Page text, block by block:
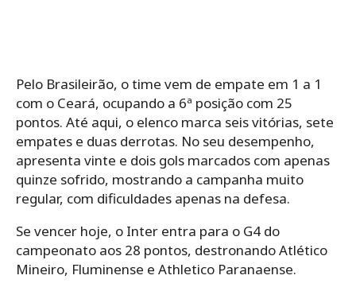
Pelo Brasileirão, o time vem de empate em 1 a 1
com o Ceará, ocupando a 6ª posição com 25
pontos. Até aqui, o elenco marca seis vitórias, sete
empates e duas derrotas. No seu desempenho,
apresenta vinte e dois gols marcados com apenas
quinze sofrido, mostrando a campanha muito
regular, com dificuldades apenas na defesa.
Se vencer hoje, o Inter entra para o G4 do
campeonato aos 28 pontos, destronando Atlético
Mineiro, Fluminense e Athletico Paranaense.